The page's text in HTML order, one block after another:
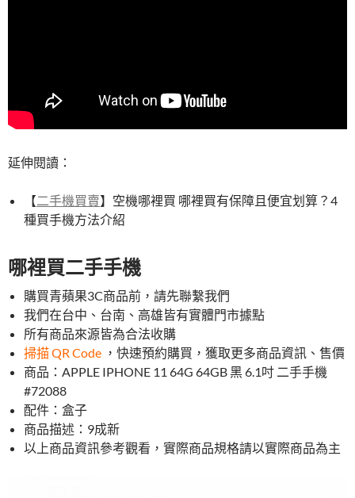
延伸閱讀：
【二手機買賣】空機哪裡買 哪裡買有保障且便宜划算？4
種買手機方法介紹
哪裡買二手手機
購買青蘋果3C商品前，請先聯繫我們
我們在台中、台南、高雄皆有實體門市據點
所有商品來源皆為合法收購
掃描 QR Code ，快速預約購買，獲取更多商品資訊、售價
商品：APPLE IPHONE 11 64G 64GB 黑 6.1吋 二手手機
#72088
配件：盒子
商品描述：9成新
以上商品資訊參考觀看，實際商品規格請以實際商品為主